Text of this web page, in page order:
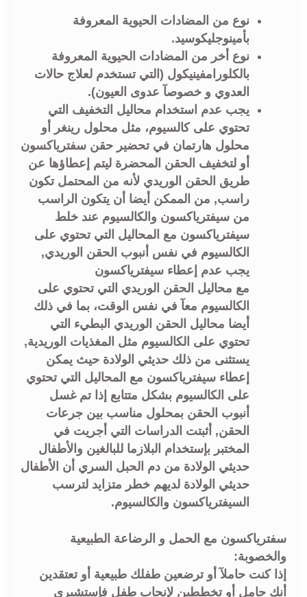
نوع من المضادات الحيوية المعروفة
بأمينوجليكوسيد.
نوع أخر من المضادات الحيوية المعروفة
بالكلورامفينيكول (التي تستخدم لعلاج حالات
العدوي و خصوصآ عدوى العيون).
يجب عدم استخدام محاليل التخفيف التي
تحتوي على كالسيوم، مثل محلول رينغر أو
محلول هارتمان في تحضير حقن سفترياكسون
أو لتخفيف الحقن المحضرة ليتم إعطاؤها عن
طريق الحقن الوريدي لأنه من المحتمل تكون
راسب, من الممكن أيضا أن يتكون الراسب
من سيفترياكسون والكالسيوم عند خلط
سيفترياكسون مع المحاليل التي تحتوي على
الكالسيوم في نفس أنبوب الحقن الوريدي,
يجب عدم إعطاء سيفترياكسون
مع محاليل الحقن الوريدي التي تحتوي على
الكالسيوم معآ في نفس الوقت، بما في ذلك
أيضا محاليل الحقن الوريدي البطيء التي
تحتوي على الكالسيوم مثل المغذيات الوريدية,
يستثنى من ذلك حديثي الولادة حيث يمكن
إعطاء سيفترياكسون مع المحاليل التي تحتوي
على الكالسيوم بشكل متتابع إذا تم غسل
أنبوب الحقن بمحلول مناسب بين جرعات
الحقن, أثبتت الدراسات التي أجريت في
المختبر بإستخدام البلازما للبالغين والأطفال
حديثي الولادة من دم الحبل السري أن الأطفال
حديثي الولادة لديهم خطر متزايد لترسب
السيفترياكسون والكالسيوم.
سفترياكسون مع الحمل و الرضاعة الطبيعية
والخصوبة:
إذا كنت حاملآ أو ترضعين طفلك طبيعية أو تعتقدين
أنك حامل أو تخططين لإنجاب طفل فإستشيري